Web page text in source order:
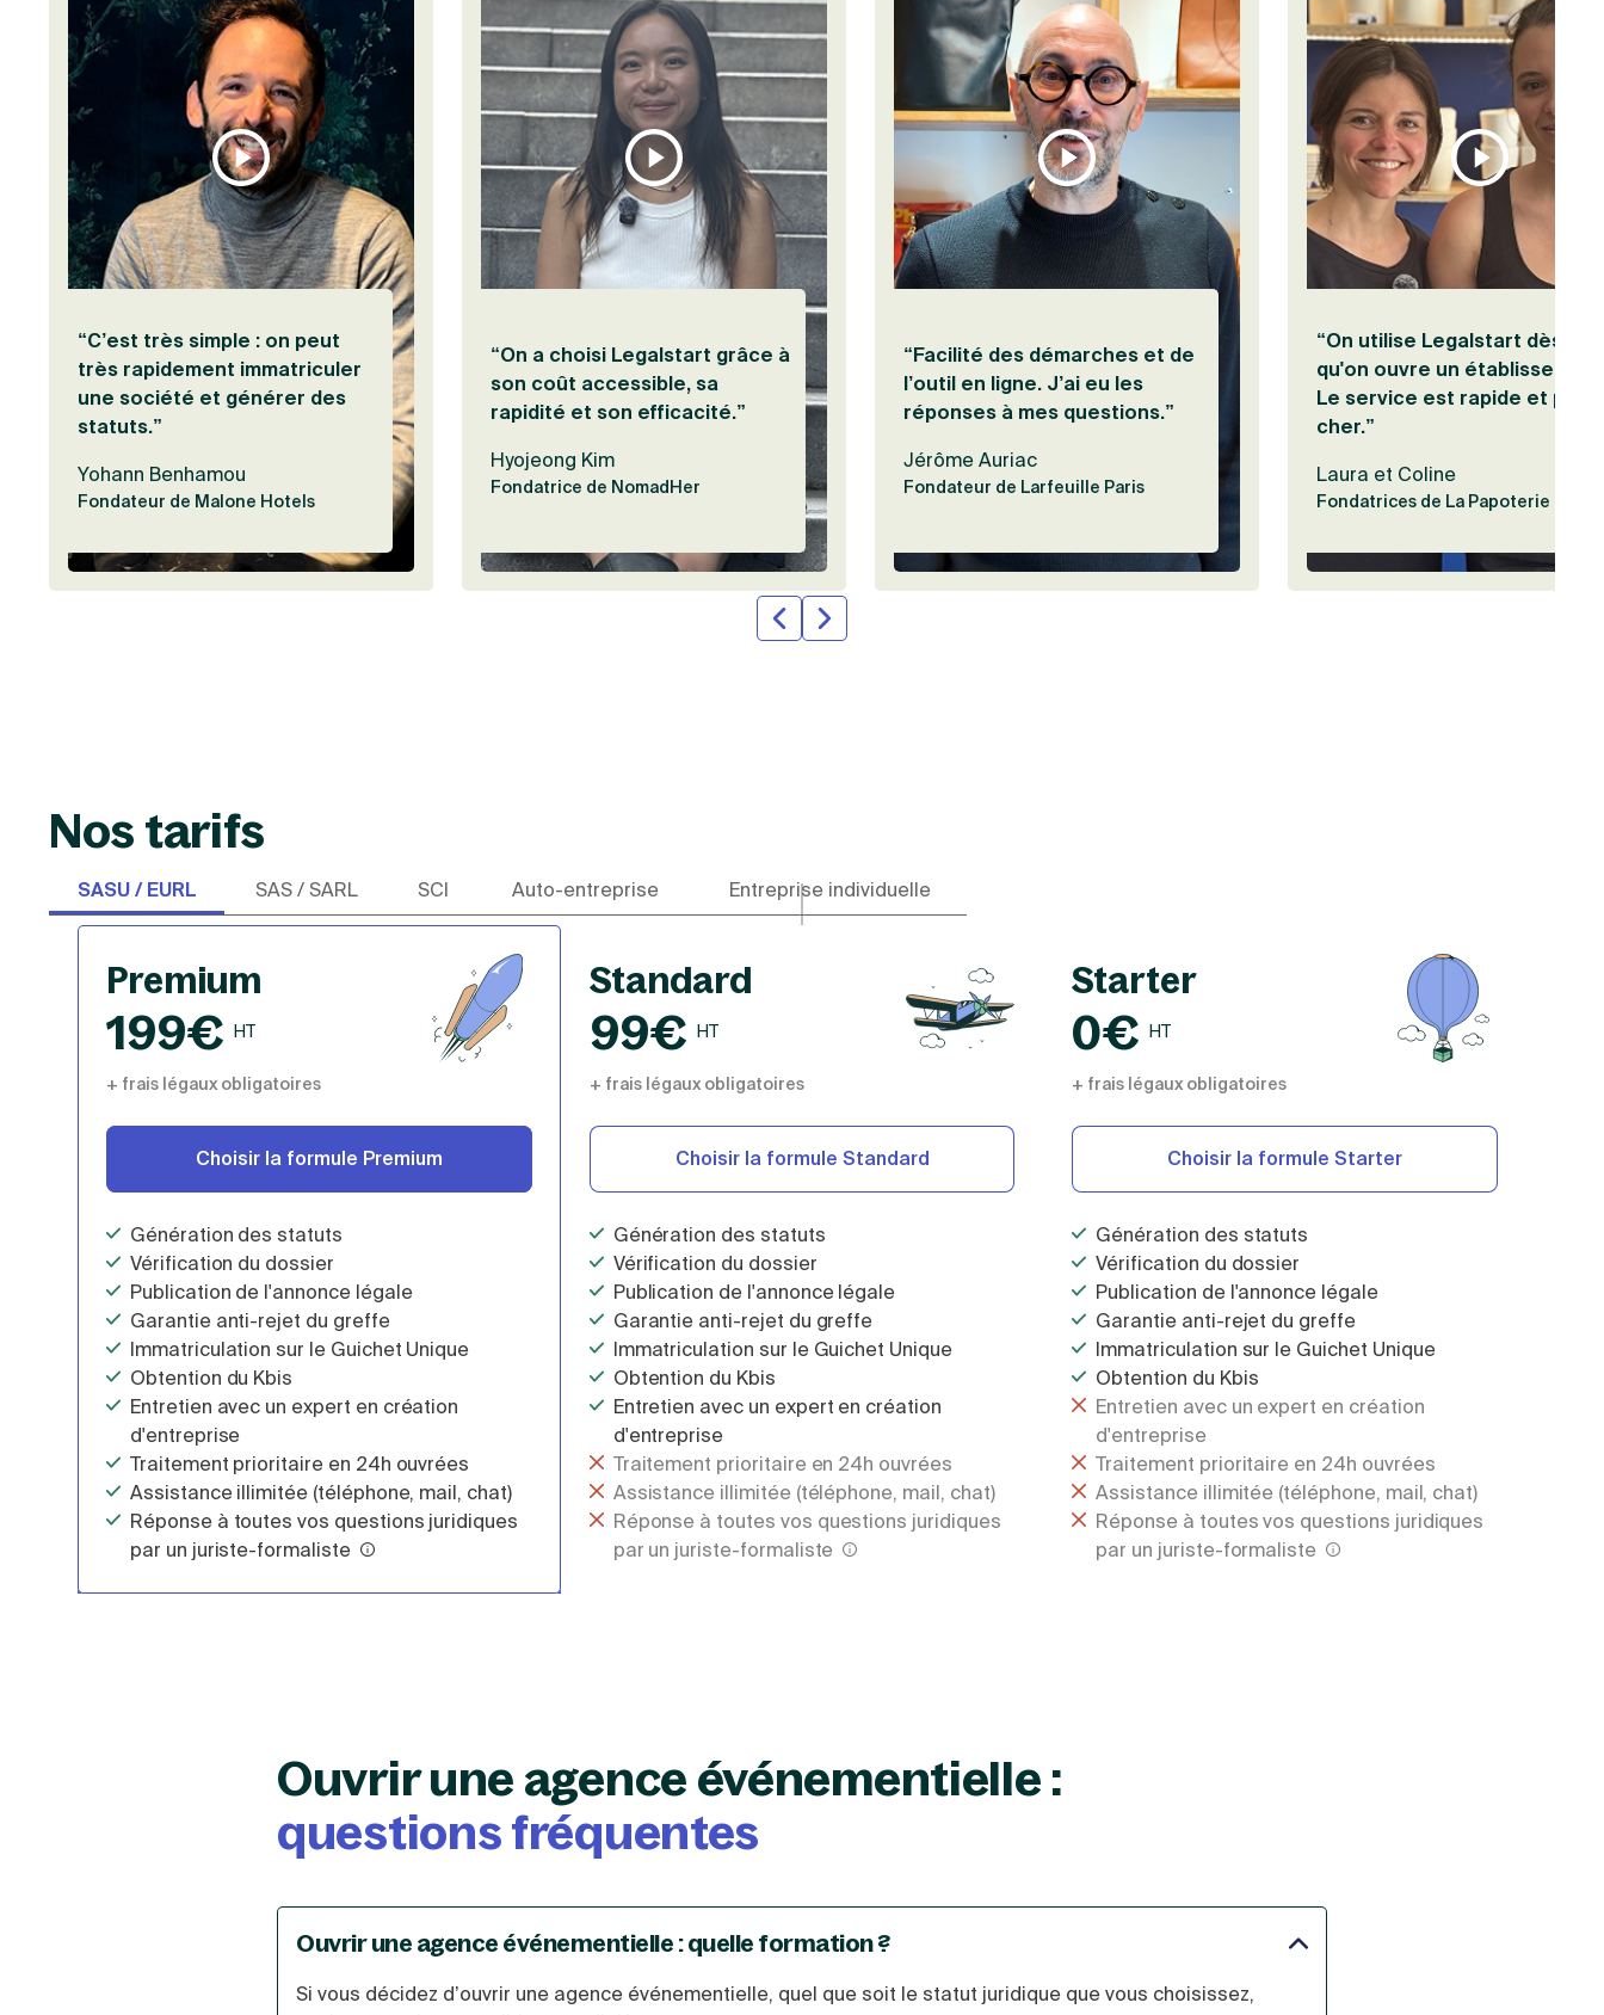
Visionner le témoignage de Yohann Benhamou
“C’est très simple : on peut
très rapidement immatriculer
une société et générer des
statuts.”
Yohann Benhamou
Fondateur de Malone Hotels
Visionner le témoignage de Hyojeong Kim
“On a choisi Legalstart grâce à
son coût accessible, sa
rapidité et son efficacité.”
Hyojeong Kim
Fondatrice de NomadHer
Visionner le témoignage de Jérôme Auriac
“Facilité des démarches et de
l’outil en ligne. J’ai eu les
réponses à mes questions.”
Jérôme Auriac
Fondateur de Larfeuille Paris
“On utilise Legalstart dès
qu'on ouvre un
Le service est rapide et pas
cher.”
Laura et Coline
Fondatrices de La Papoterie
Nos tarifs
SASU / EURL SAS / SARL SCI Auto-entreprise Entreprise individuelle
Choisie par 7 entrepreneurs sur 10
Premium
199€ HT
+ frais légaux obligatoires
Choisir la formule Premium
Génération des statuts
Vérification du dossier
Publication de l'annonce légale
Garantie anti-rejet du greffe
Immatriculation sur le Guichet Unique
Obtention du Kbis
Entretien avec un expert en création
d'entreprise
Traitement prioritaire en 24h ouvrées
Assistance illimitée (téléphone, mail, chat)
Réponse à toutes vos questions juridiques
par un juriste-formaliste
Standard
99€ HT
+ frais légaux obligatoires
Choisir la formule Standard
Génération des statuts
Vérification du dossier
Publication de l'annonce légale
Garantie anti-rejet du greffe
Immatriculation sur le Guichet Unique
Obtention du Kbis
Entretien avec un expert en création
d'entreprise
Traitement prioritaire en 24h ouvrées
Assistance illimitée (téléphone, mail, chat)
Réponse à toutes vos questions juridiques
par un juriste-formaliste
Starter
0€ HT
+ frais légaux obligatoires
Choisir la formule Starter
Génération des statuts
Vérification du dossier
Publication de l'annonce légale
Garantie anti-rejet du greffe
Immatriculation sur le Guichet Unique
Obtention du Kbis
Entretien avec un expert en création
d'entreprise
Traitement prioritaire en 24h ouvrées
Assistance illimitée (téléphone, mail, chat)
Réponse à toutes vos questions juridiques
par un juriste-formaliste
Ouvrir une agence événementielle :
questions fréquentes
Ouvrir une agence événementielle : quelle formation ?
Si vous décidez d’ouvrir une agence événementielle, quel que soit le statut juridique que vous choisissez,